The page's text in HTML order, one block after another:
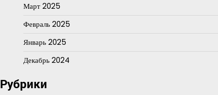
Март 2025
Февраль 2025
Январь 2025
Декабрь 2024
Рубрики